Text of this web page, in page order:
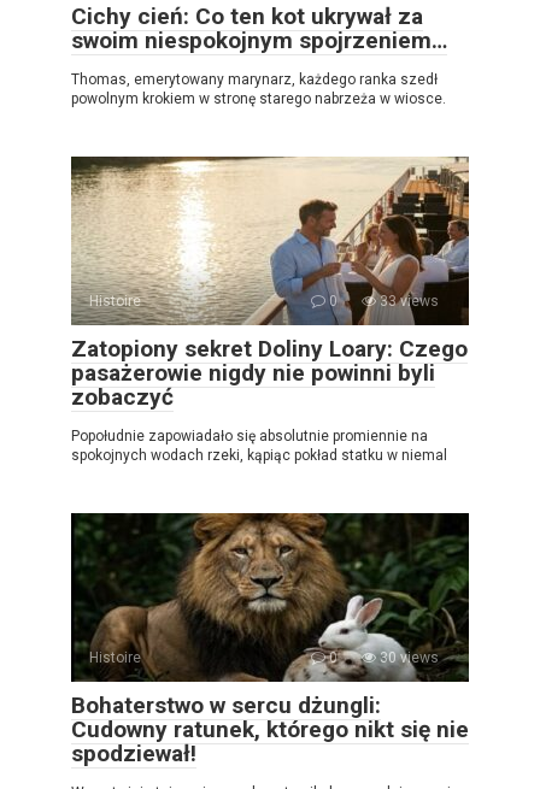
Cichy cień: Co ten kot ukrywał za
swoim niespokojnym spojrzeniem…
Thomas, emerytowany marynarz, każdego ranka szedł
powolnym krokiem w stronę starego nabrzeża w wiosce.
Histoire 0 33 views
Zatopiony sekret Doliny Loary: Czego
pasażerowie nigdy nie powinni byli
zobaczyć
Popołudnie zapowiadało się absolutnie promiennie na
spokojnych wodach rzeki, kąpiąc pokład statku w niemal
Histoire 0 30 views
Bohaterstwo w sercu dżungli:
Cudowny ratunek, którego nikt się nie
spodziewał!